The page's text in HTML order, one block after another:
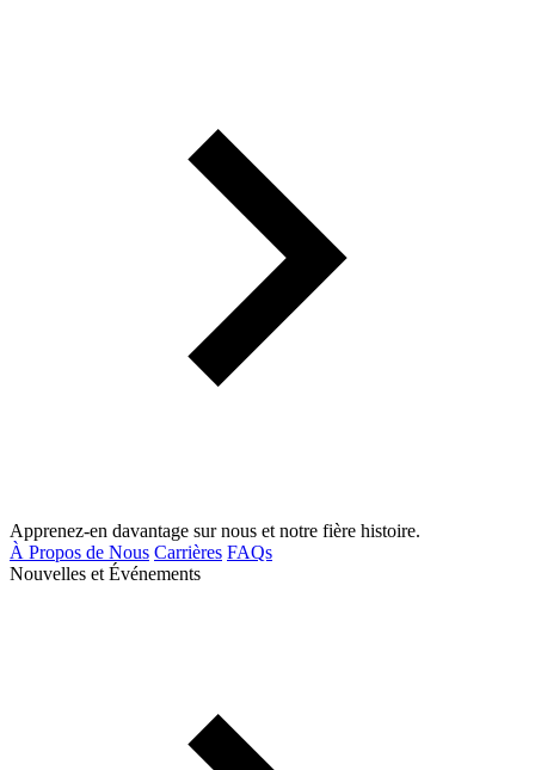
Apprenez-en davantage sur nous et notre fière histoire.
À Propos de Nous Carrières FAQs
Nouvelles et Événements